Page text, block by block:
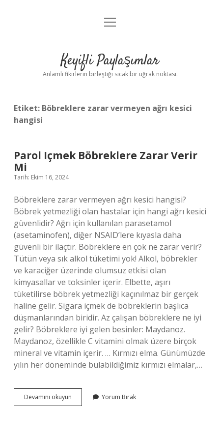
Anasayfa
Yasal Uyarı
menüyü
Keyifli Paylaşımlar
Anlamlı fikirlerin birleştiği sıcak bir uğrak noktası.
Etiket: Böbreklere zarar vermeyen ağrı kesici
hangisi
Parol Içmek Böbreklere Zarar Verir
Mi
Tarih: Ekim 16, 2024
Böbreklere zarar vermeyen ağrı kesici hangisi?
Böbrek yetmezliği olan hastalar için hangi ağrı kesici
güvenlidir? Ağrı için kullanılan parasetamol
(asetaminofen), diğer NSAID’lere kıyasla daha
güvenli bir ilaçtır. Böbreklere en çok ne zarar verir?
Tütün veya sık alkol tüketimi yok! Alkol, böbrekler
ve karaciğer üzerinde olumsuz etkisi olan
kimyasallar ve toksinler içerir. Elbette, aşırı
tüketilirse böbrek yetmezliği kaçınılmaz bir gerçek
haline gelir. Sigara içmek de böbreklerin başlıca
düşmanlarından biridir. Az çalışan böbreklere ne iyi
gelir? Böbreklere iyi gelen besinler: Maydanoz.
Maydanoz, özellikle C vitamini olmak üzere birçok
mineral ve vitamin içerir. … Kırmızı elma. Günümüzde
yılın her döneminde bulabildiğimiz kırmızı elmalar,…
Devamını okuyun
Içmek
Yorum Bırak